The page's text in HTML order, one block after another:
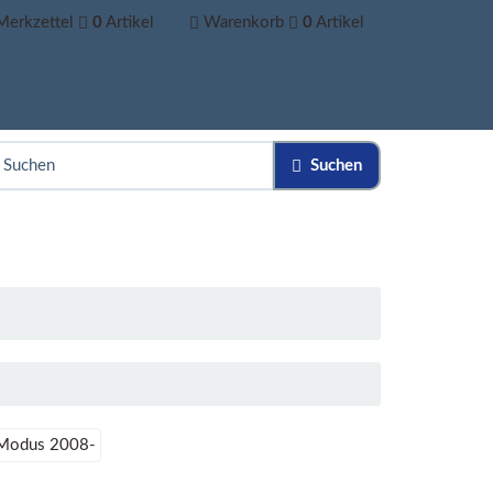
0 Artikel Warenkorb 0 Artikel
Suchen
2008-